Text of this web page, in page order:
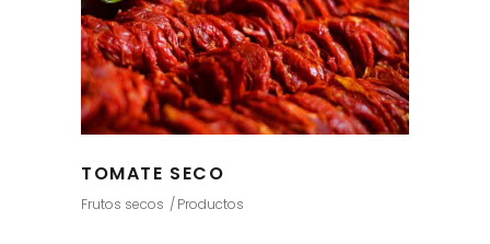
TOMATE SECO
Frutos secos Productos